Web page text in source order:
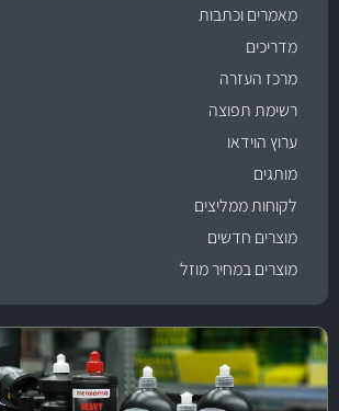
מאמרים וכתבות
מדריכים
מרכז העזרה
רשימת תפוצה
ערוץ הוידאו
מותגים
לקוחות ממליצים
מוצרים חדשים
מוצרים במחיר מוזל